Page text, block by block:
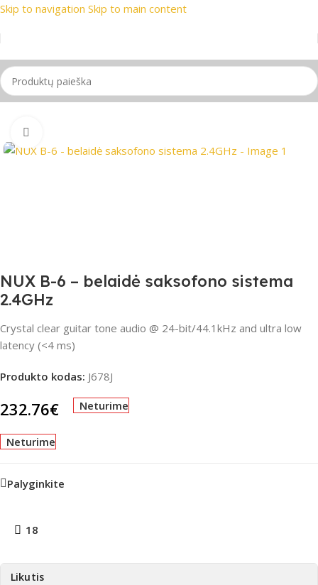
Skip to navigation Skip to main content
📦 Nemokamas
Pradžia/PRO Audio
NUX B-6 – belaidė saksofono sistema
2.4GHz
Crystal clear guitar tone audio @ 24-bit/44.1kHz and ultra low
latency (<4 ms)
Produkto kodas: J678J
232.76€ Neturime
Neturime
Palyginkite
18
Likutis